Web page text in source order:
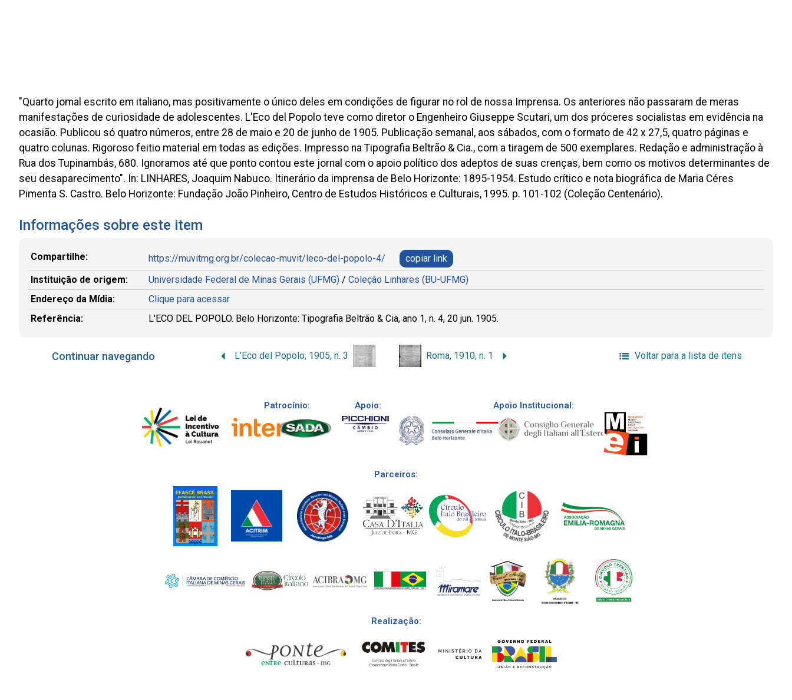
"Quarto jomal escrito em italiano, mas positivamente o único deles em condições de figurar no rol de nossa Imprensa. Os anteriores não passaram de meras
manifestações de curiosidade de adolescentes. L'Eco del Popolo teve como diretor o Engenheiro Giuseppe Scutari, um dos próceres socialistas em evidência na
ocasião. Publicou só quatro números, entre 28 de maio e 20 de junho de 1905. Publicação semanal, aos sábados, com o formato de 42 x 27,5, quatro páginas e
quatro colunas. Rigoroso feitio material em todas as edições. Impresso na Tipografia Beltrão & Cia., com a tiragem de 500 exemplares. Redação e administração à
Rua dos Tupinambás, 680. Ignoramos até que ponto contou este jornal com o apoio político dos adeptos de suas crenças, bem como os motivos determinantes de
seu desaparecimento". In: LINHARES, Joaquim Nabuco. Itinerário da imprensa de Belo Horizonte: 1895-1954. Estudo crítico e nota biográfica de Maria Céres
Pimenta S. Castro. Belo Horizonte: Fundação João Pinheiro, Centro de Estudos Históricos e Culturais, 1995. p. 101-102 (Coleção Centenário).
Informações sobre este item
Compartilhe: https://muvitmg.org.br/colecao-muvit/leco-del-popolo-4/
copiar link
Instituição de origem:
Universidade Federal de Minas Gerais (UFMG) / Coleção Linhares (BU-UFMG)
Endereço da Mídia:
Clique para acessar
Referência:
L'ECO DEL POPOLO. Belo Horizonte: Tipografia Beltrão & Cia, ano 1, n. 4, 20 jun. 1905.
Continuar navegando L’Eco del Popolo, 1905, n. 3 Roma, 1910, n. 1 Voltar para a lista de itens
Patrocínio: Apoio: Apoio Institucional:
Parceiros:
Realização: